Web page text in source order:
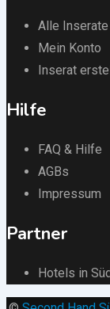
Alle Inserate
Mein Konto
Inserat
Hilfe
FAQ & Hilfe
AGBs
Impressum
Partner
Hotels in